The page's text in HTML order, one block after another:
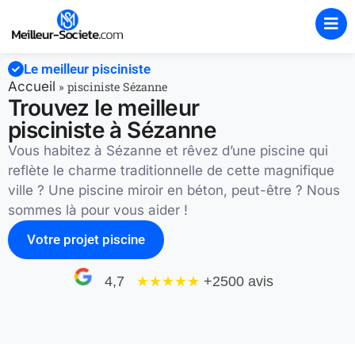
Le meilleur pisciniste
Accueil » pisciniste Sézanne
Trouvez le meilleur
pisciniste à Sézanne
Vous habitez à Sézanne et rêvez d’une piscine qui
reflète le charme traditionnelle de cette magnifique
ville ? Une piscine miroir en béton, peut-être ? Nous
sommes là pour vous aider !
Votre projet piscine
4,7 ★★★★★ +2500 avis